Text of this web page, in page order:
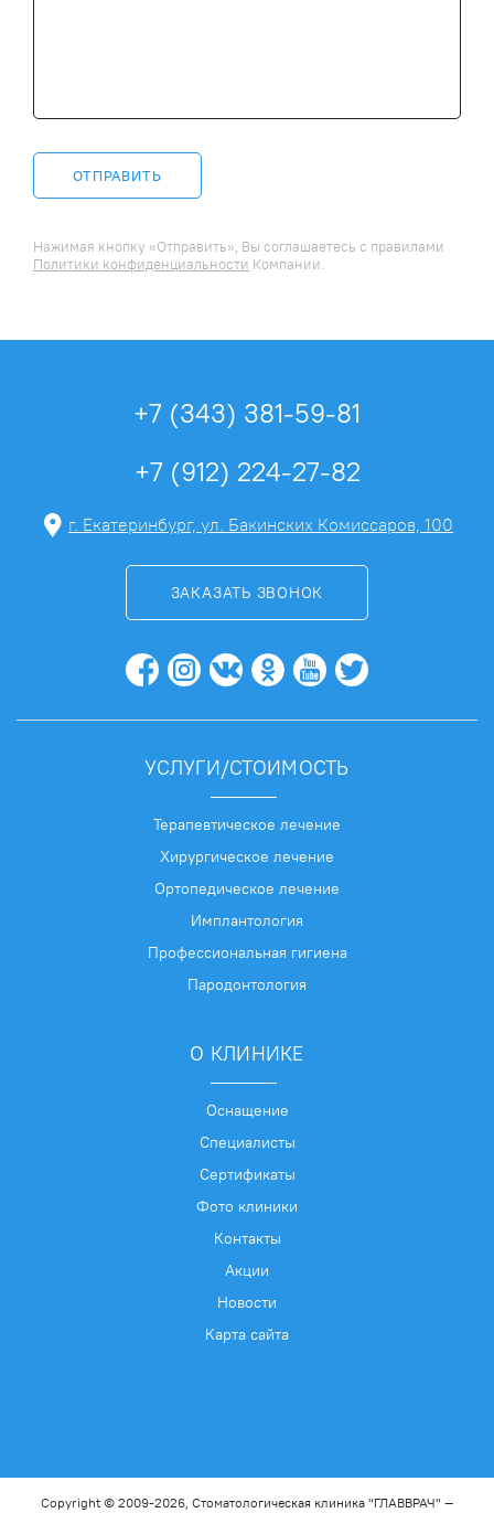
ОТПРАВИТЬ
Нажимая кнопку «Отправить», Вы соглашаетесь c правилами
Политики конфиденциальности Компании.
+7 (343) 381-59-81
+7 (912) 224-27-82
г. Екатеринбург, ул. Бакинских Комиссаров, 100
ЗАКАЗАТЬ ЗВОНОК
УСЛУГИ/СТОИМОСТЬ
Терапевтическое лечение
Хирургическое лечение
Ортопедическое лечение
Имплантология
Профессиональная гигиена
Пародонтология
О КЛИНИКЕ
Оснащение
Специалисты
Сертификаты
Фото клиники
Контакты
Акции
Новости
Карта сайта
Copyright © 2009-2026, Стоматологическая клиника "ГЛАВВРАЧ" —